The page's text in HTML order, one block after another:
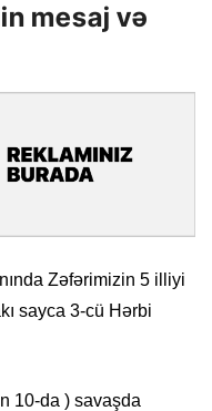
mesaj və
Zəfərimizin 5 illiyi
sayca 3-cü Hərbi
10-da ) savaşda